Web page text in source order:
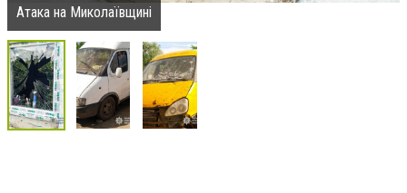
Атака на Миколаївщині